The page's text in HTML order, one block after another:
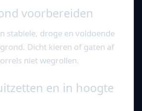
voorbereiden
stabiele, droge en voldoende
Dicht kieren of gaten af
niet wegrollen.
en in hoogte